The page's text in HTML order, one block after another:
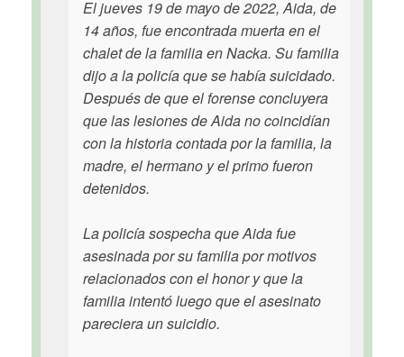
El jueves 19 de mayo de 2022, Aida, de
14 años, fue encontrada muerta en el
chalet de la familia en Nacka. Su familia
dijo a la policía que se había suicidado.
Después de que el forense concluyera
que las lesiones de Aida no coincidían
con la historia contada por la familia, la
madre, el hermano y el primo fueron
detenidos.
La policía sospecha que Aida fue
asesinada por su familia por motivos
relacionados con el honor y que la
familia intentó luego que el asesinato
pareciera un suicidio.